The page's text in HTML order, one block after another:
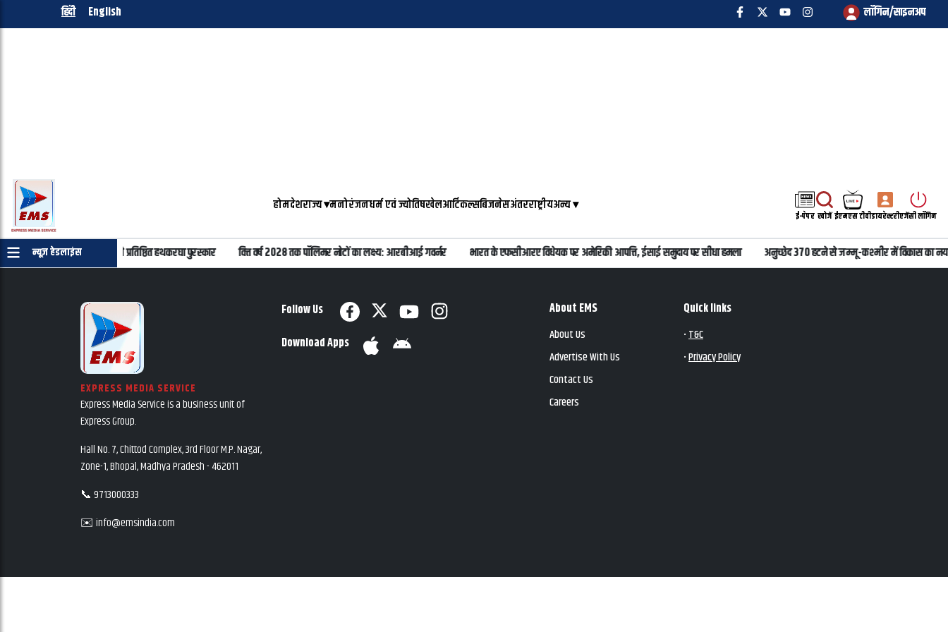
हिंदी English लॉगिन/साइनअप
होमदेशराज्य▾मनोरंजनधर्म एवं ज्योतिषखेलआर्टिकल्सबिजनेसअंतरराष्ट्रीयअन्य▾
ई-पेपर खोजें ईएमएस टीवीडायरेक्टरीएजेंसी लॉगिन
न्यूज़ हेडलाइंस
दिवस पर 22 हस्तियों को मिलेंगे प्रतिष्ठित हथकरघा पुरस्कार वित्त वर्ष 2028 तक पॉलिमर नोटों का लक्ष्य: आरबीआई गवर्नर भारत के एफसीआरए विधेयक पर अमेरिकी आपत्ति, ईसाई समुदाय पर सीधा हमला अनुच्छेद 370 हटने से जम्मू-कश्मीर में विकास का
EXPRESS MEDIA SERVICE
Express Media Service is a business unit of
Express Group.
Hall No. 7, Chittod Complex, 3rd Floor M.P. Nagar,
Zone-1, Bhopal, Madhya Pradesh - 462011
📞 9713000333
✉️ info@emsindia.com
Follow Us
Download Apps
About EMS
About Us
Advertise With Us
Contact Us
Careers
Quick links
•T&C
•Privacy Policy